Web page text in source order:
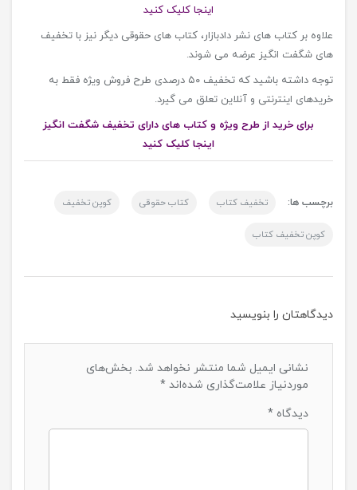
اینجا کلیک کنید
علاوه بر کتاب های نشر دادبازار، کتاب های حقوقی دیگر نیز با تخفیف
های شگفت انگیز عرضه می شوند.
توجه داشته باشید که تخفیف ۵۰ درصدی طرح فروش ویژه فقط به
خریدهای اینترنتی و آنلاین تعلق می گیرد.
برای خرید از طرح ویژه و کتاب های دارای تخفیف شگفت انگیز
اینجا کلیک کنید
برچسب ها: تخفیف کتاب کتاب حقوقی کوپن تخفیف
کوپن تخفیف کتاب
دیدگاهتان را بنویسید
نشانی ایمیل شما منتشر نخواهد شد. بخش‌های
موردنیاز علامت‌گذاری شده‌اند *
دیدگاه *